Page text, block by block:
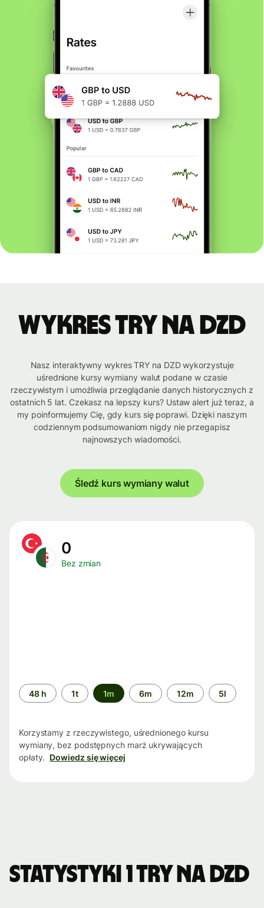
Wykres TRY na DZD
Nasz interaktywny wykres TRY na DZD wykorzystuje
uśrednione kursy wymiany walut podane w czasie
rzeczywistym i umożliwia przeglądanie danych historycznych z
ostatnich 5 lat. Czekasz na lepszy kurs? Ustaw alert już teraz, a
my poinformujemy Cię, gdy kurs się poprawi. Dzięki naszym
codziennym podsumowaniom nigdy nie przegapisz
najnowszych wiadomości.
Śledź kurs wymiany walut
0
Bez zmian
Przedział
czasu
48 h 1t 1m 6m 12m 5l
Korzystamy z rzeczywistego, uśrednionego kursu
wymiany, bez podstępnych marż ukrywających
opłaty. Dowiedz się więcej
Statystyki 1 TRY na DZD